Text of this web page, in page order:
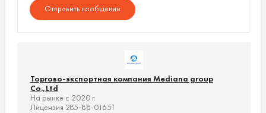
Отправить сообщение
Торгово-экспортная компания Mediana group
Co.,Ltd
На рынке с 2020 г.
Лицензия 285-88-01651